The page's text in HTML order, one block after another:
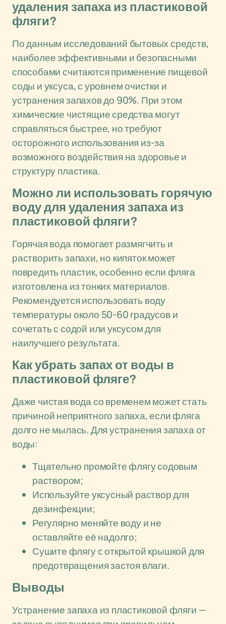
удаления запаха из пластиковой
фляги?
По данным исследований бытовых средств,
наиболее эффективными и безопасными
способами считаются применение пищевой
соды и уксуса, с уровнем очистки и
устранения запахов до 90%. При этом
химические чистящие средства могут
справляться быстрее, но требуют
осторожного использования из-за
возможного воздействия на здоровье и
структуру пластика.
Можно ли использовать горячую
воду для удаления запаха из
пластиковой фляги?
Горячая вода помогает размягчить и
растворить запахи, но кипяток может
повредить пластик, особенно если фляга
изготовлена из тонких материалов.
Рекомендуется использовать воду
температуры около 50-60 градусов и
сочетать с содой или уксусом для
наилучшего результата.
Как убрать запах от воды в
пластиковой фляге?
Даже чистая вода со временем может стать
причиной неприятного запаха, если фляга
долго не мылась. Для устранения запаха от
воды:
Тщательно промойте флягу содовым
раствором;
Используйте уксусный раствор для
дезинфекции;
Регулярно меняйте воду и не
оставляйте её надолго;
Сушите флягу с открытой крышкой для
предотвращения застоя влаги.
Выводы
Устранение запаха из пластиковой фляги —